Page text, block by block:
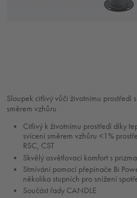
Sloupek citlivý vůči životnímu prostředí
směrem vzhůru
Citlivý k životnímu prostředí díky
svícení směrem vzhůru <1%
RSC, CST
Skvělý osvětlovací komfort s
Stmívání pomocí přepínače Bi
několika stupních pro snížení
Součást řady CANDLE